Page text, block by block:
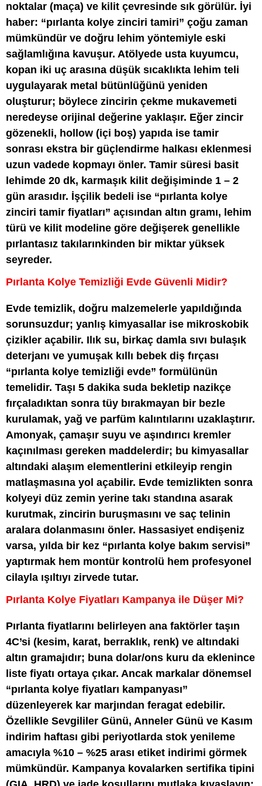
noktalar (maça) ve kilit çevresinde sık görülür. İyi
haber: “pırlanta kolye zinciri tamiri” çoğu zaman
mümkündür ve doğru lehim yöntemiyle eski
sağlamlığına kavuşur. Atölyede usta kuyumcu,
kopan iki uç arasına düşük sıcaklıkta lehim teli
uygulayarak metal bütünlüğünü yeniden
oluşturur; böylece zincirin çekme mukavemeti
neredeyse orijinal değerine yaklaşır. Eğer zincir
gözenekli, hollow (içi boş) yapıda ise tamir
sonrası ekstra bir güçlendirme halkası eklenmesi
uzun vadede kopmayı önler. Tamir süresi basit
lehimde 20 dk, karmaşık kilit değişiminde 1 – 2
gün arasıdır. İşçilik bedeli ise “pırlanta kolye
zinciri tamir fiyatları” açısından altın gramı, lehim
türü ve kilit modeline göre değişerek genellikle
pırlantasız takılarınkinden bir miktar yüksek
seyreder.
Pırlanta Kolye Temizliği Evde Güvenli Midir?
Evde temizlik, doğru malzemelerle yapıldığında
sorunsuzdur; yanlış kimyasallar ise mikroskobik
çizikler açabilir. Ilık su, birkaç damla sıvı bulaşık
deterjanı ve yumuşak kıllı bebek diş fırçası
“pırlanta kolye temizliği evde” formülünün
temelidir. Taşı 5 dakika suda bekletip nazikçe
fırçaladıktan sonra tüy bırakmayan bir bezle
kurulamak, yağ ve parfüm kalıntılarını uzaklaştırır.
Amonyak, çamaşır suyu ve aşındırıcı kremler
kaçınılması gereken maddelerdir; bu kimyasallar
altındaki alaşım elementlerini etkileyip rengin
matlaşmasına yol açabilir. Evde temizlikten sonra
kolyeyi düz zemin yerine takı standına asarak
kurutmak, zincirin buruşmasını ve saç telinin
aralara dolanmasını önler. Hassasiyet endişeniz
varsa, yılda bir kez “pırlanta kolye bakım servisi”
yaptırmak hem montür kontrolü hem profesyonel
cilayla ışıltıyı zirvede tutar.
Pırlanta Kolye Fiyatları Kampanya ile Düşer Mi?
Pırlanta fiyatlarını belirleyen ana faktörler taşın
4C’si (kesim, karat, berraklık, renk) ve altındaki
altın gramajıdır; buna dolar/ons kuru da eklenince
liste fiyatı ortaya çıkar. Ancak markalar dönemsel
“pırlanta kolye fiyatları kampanyası”
düzenleyerek kar marjından feragat edebilir.
Özellikle Sevgililer Günü, Anneler Günü ve Kasım
indirim haftası gibi periyotlarda stok yenileme
amacıyla %10 – %25 arası etiket indirimi görmek
mümkündür. Kampanya kovalarken sertifika tipini